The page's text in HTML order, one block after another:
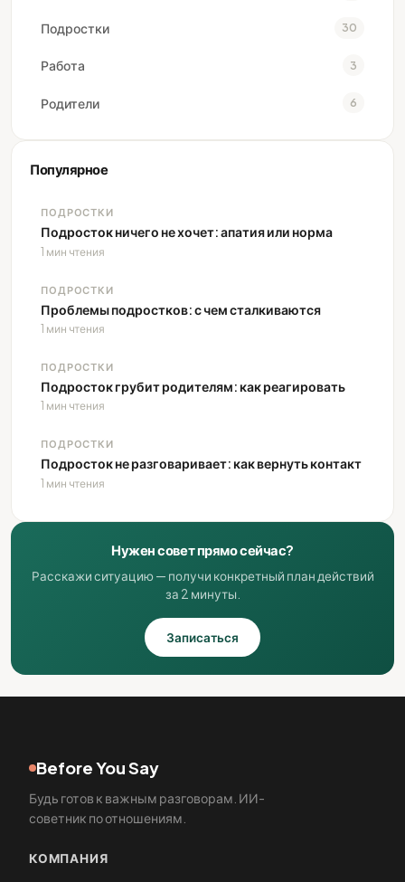
Подростки 30
Работа 3
Родители 6
Популярное
ПОДРОСТКИ
Подросток ничего не хочет: апатия или норма
1 мин чтения
ПОДРОСТКИ
Проблемы подростков: с чем сталкиваются
1 мин чтения
ПОДРОСТКИ
Подросток грубит родителям: как реагировать
1 мин чтения
ПОДРОСТКИ
Подросток не разговаривает: как вернуть контакт
1 мин чтения
Нужен совет прямо сейчас?
Расскажи ситуацию — получи конкретный план действий
за 2 минуты.
Записаться
Before You Say
Будь готов к важным разговорам. ИИ-
советник по отношениям.
КОМПАНИЯ